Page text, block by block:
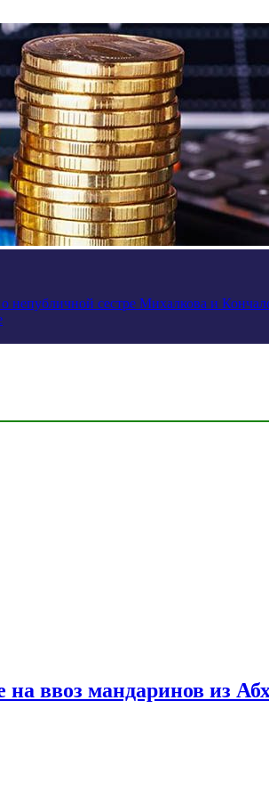
непубличной сестре Михалкова и
на ввоз мандаринов из